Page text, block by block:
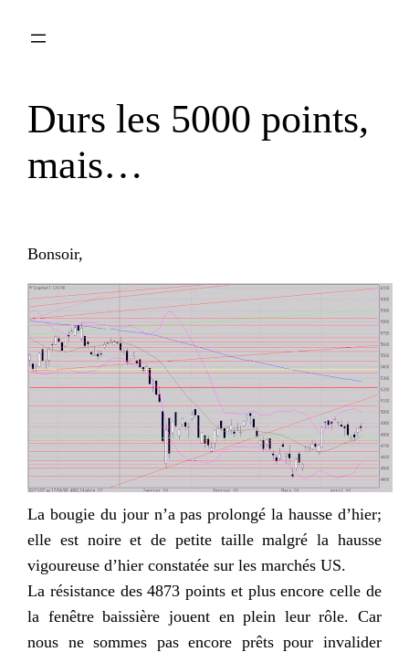
Durs les 5000 points,
mais…
Bonsoir,
La bougie du jour n’a pas prolongé la hausse d’hier;
elle est noire et de petite taille malgré la hausse
vigoureuse d’hier constatée sur les marchés US.
La résistance des 4873 points et plus encore celle de
la fenêtre baissière jouent en plein leur rôle. Car
nous ne sommes pas encore prêts pour invalider